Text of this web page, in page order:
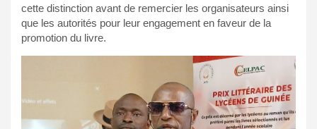
cette distinction avant de remercier les organisateurs ainsi
que les autorités pour leur engagement en faveur de la
promotion du livre.